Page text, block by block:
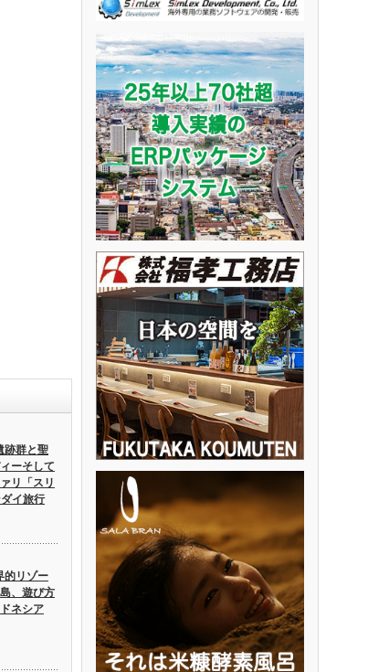
跡群と聖
ーそして
リ「スリ
イ旅行
的リゾー
、遊び方
ネシア